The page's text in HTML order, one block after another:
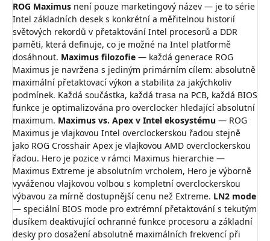
ROG Maximus není pouze marketingový název — je to série
Intel základních desek s konkrétní a měřitelnou historií
světových rekordů v přetaktování Intel procesorů a DDR
paměti, která definuje, co je možné na Intel platformě
dosáhnout. Maximus filozofie — každá generace ROG
Maximus je navržena s jediným primárním cílem: absolutně
maximální přetaktovací výkon a stabilita za jakýchkoliv
podmínek. Každá součástka, každá trasa na PCB, každá BIOS
funkce je optimalizována pro overclocker hledající absolutní
maximum. Maximus vs. Apex v Intel ekosystému — ROG
Maximus je vlajkovou Intel overclockerskou řadou stejně
jako ROG Crosshair Apex je vlajkovou AMD overclockerskou
řadou. Hero je pozice v rámci Maximus hierarchie —
Maximus Extreme je absolutním vrcholem, Hero je výborně
vyváženou vlajkovou volbou s kompletní overclockerskou
výbavou za mírně dostupnější cenu než Extreme. LN2 mode
— speciální BIOS mode pro extrémní přetaktování s tekutým
dusíkem deaktivující ochranné funkce procesoru a základní
desky pro dosažení absolutně maximálních frekvencí při